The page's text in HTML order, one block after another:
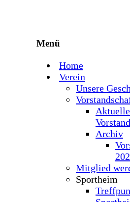
Menü
Home
Verein
Unsere
Aktuelle
Archiv
Mitglied
Sportheim